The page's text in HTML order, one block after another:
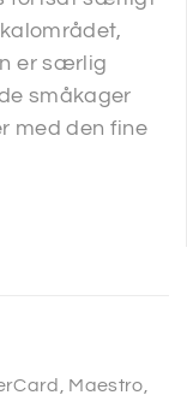
er særlig
småkager
med den fine
Maestro,